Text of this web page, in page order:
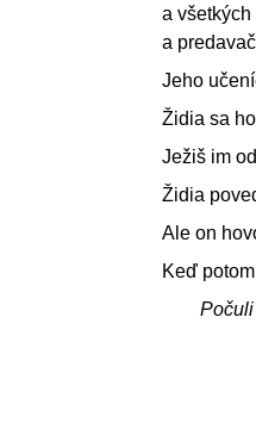
a
a
Jeho
Židia sa
Ježiš im
Židia
Ale on
Keď